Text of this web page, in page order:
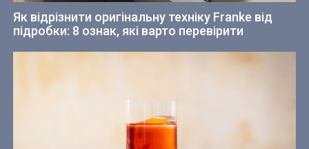
Як відрізнити оригінальну техніку Franke від
підробки: 8 ознак, які варто перевірити